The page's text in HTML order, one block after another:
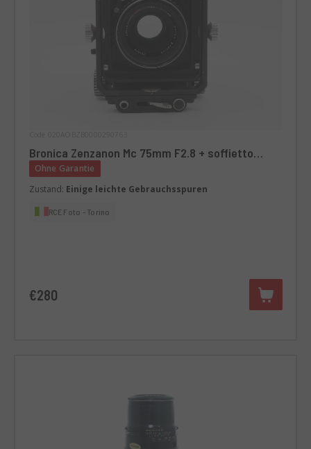
Bronica Zenzanon Mc 75mm F2.8 + soffietto
Macro
Ohne Garantie
Zustand: Einige leichte Gebrauchsspuren
RCE Foto - Torino
€280